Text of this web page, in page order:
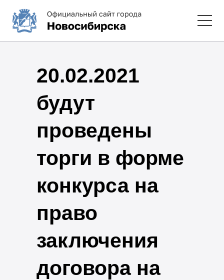
20.02.2021
будут
проведены
торги в форме
конкурса на
право
заключения
договора на